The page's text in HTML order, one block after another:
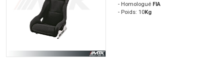
- Homologué FIA
- Poids: 10Kg